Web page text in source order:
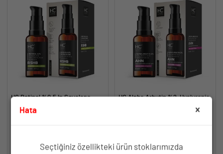
HC Retinol %0.5 In Squalane
Serum, Kırışıklık ve Yaşlanma
Karşıtı - 30 ml.
TÜKENDİ
HC Alpha Arbutin %2, Hyaluronic
Acid, Niacinamide %5 Serum,
TÜKENDİ
Hata
Seçtiğiniz özellikteki ürün stoklarımızda